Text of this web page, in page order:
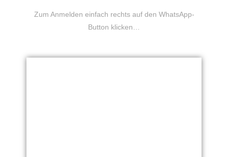
Zum Anmelden einfach rechts auf den WhatsApp-
Button klicken…